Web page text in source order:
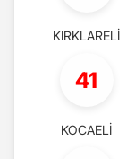
KIRKLARELİ
41
KOCAELİ